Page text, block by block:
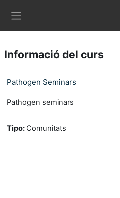
Informació del curs
Pathogen Seminars
Pathogen seminars
Tipo: Comunitats